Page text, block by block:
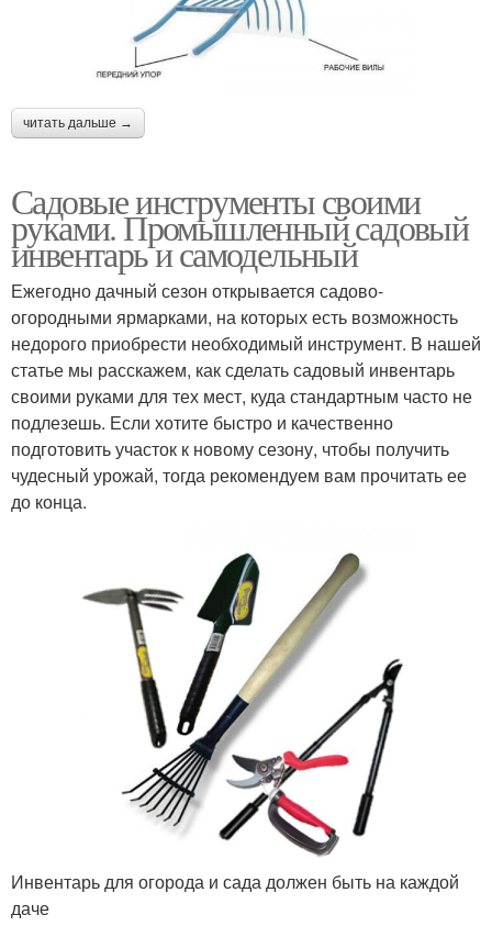
читать дальше →
Садовые инструменты своими
руками. Промышленный садовый
инвентарь и самодельный
Ежегодно дачный сезон открывается садово-
огородными ярмарками, на которых есть возможность
недорого приобрести необходимый инструмент. В нашей
статье мы расскажем, как сделать садовый инвентарь
своими руками для тех мест, куда стандартным часто не
подлезешь. Если хотите быстро и качественно
подготовить участок к новому сезону, чтобы получить
чудесный урожай, тогда рекомендуем вам прочитать ее
до конца.
Инвентарь для огорода и сада должен быть на каждой
даче